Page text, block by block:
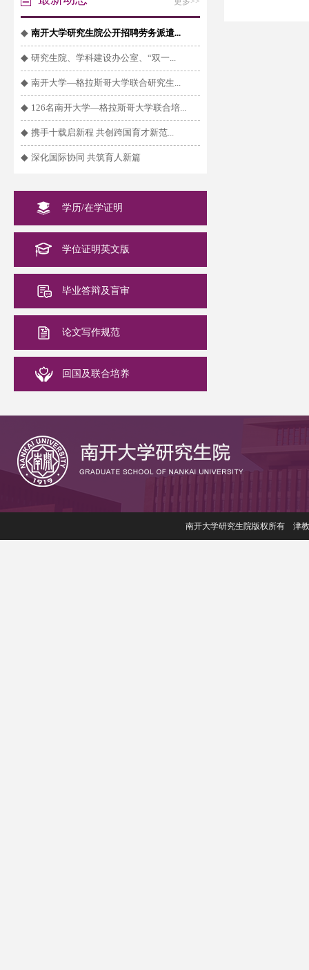
◆ 南开大学研究生院公开招聘劳务派遣...
◆ 研究生院、学科建设办公室、“双一...
◆ 南开大学—格拉斯哥大学联合研究生...
◆ 126名南开大学—格拉斯哥大学联合培...
◆ 携手十载启新程 共创跨国育才新范...
◆ 深化国际协同 共筑育人新篇
学历/在学证明
学位证明英文版
毕业答辩及盲审
论文写作规范
回国及联合培养
南开大学研究生院版权所有 津